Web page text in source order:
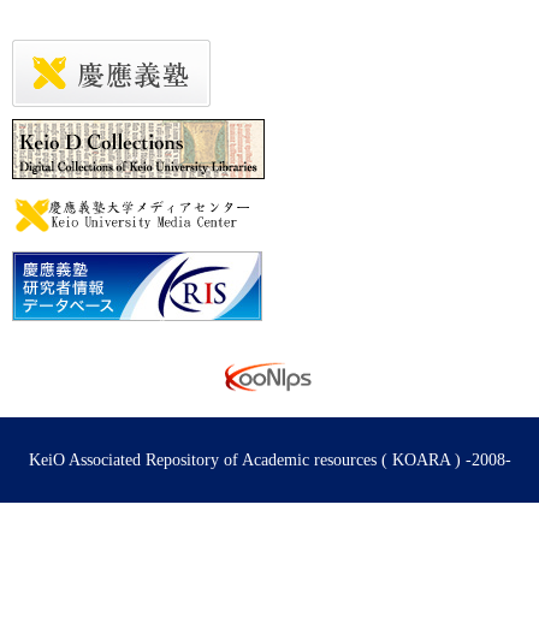
KeiO Associated Repository of Academic resources ( KOARA ) -2008-